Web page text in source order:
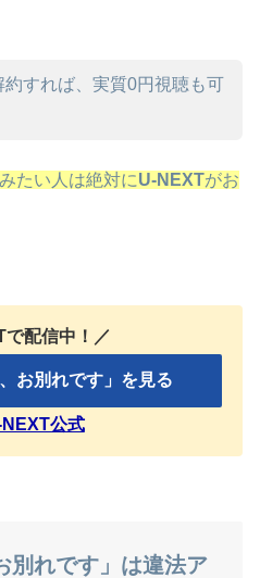
すれば、実質0円視聴も可
たい人は絶対にU-NEXTがお
で配信中！／
お別れです」を見る
NEXT公式
別れです」は違法ア